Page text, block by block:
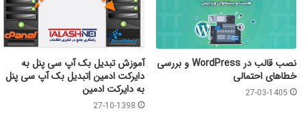
نصب قالب در WordPress و بررسی
خطاهای احتمالی
27-03-1405
آموزش تبدیل بک آپ سی پنل به
دایرکت ادمین |تبدیل بک آپ سی پنل
به دایرکت ادمین
27-10-1398